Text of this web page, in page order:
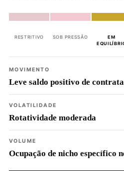
RESTRITIVO SOB PRESSÃO
EM
MOVIMENTO
Leve saldo positivo de
VOLATILIDADE
Rotatividade moderada
VOLUME
Ocupação de nicho específico